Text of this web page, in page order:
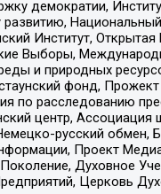
демократии,
Институт,
Выборы,
и природных
фонд, Прожект
по расследованию
центр,
русский
Проект
Духовное
Церковь